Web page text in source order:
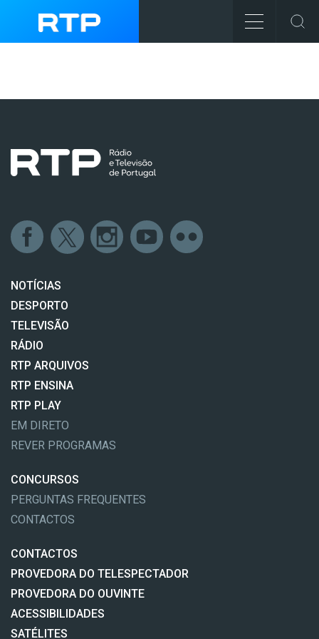
NOTÍCIAS
DESPORTO
TELEVISÃO
RÁDIO
RTP ARQUIVOS
RTP ENSINA
RTP PLAY
EM DIRETO
REVER PROGRAMAS
CONCURSOS
PERGUNTAS FREQUENTES
CONTACTOS
CONTACTOS
PROVEDORA DO TELESPECTADOR
PROVEDORA DO OUVINTE
ACESSIBILIDADES
SATÉLITES